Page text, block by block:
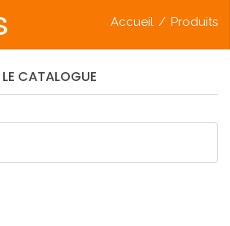
Accueil / Produits
LE CATALOGUE